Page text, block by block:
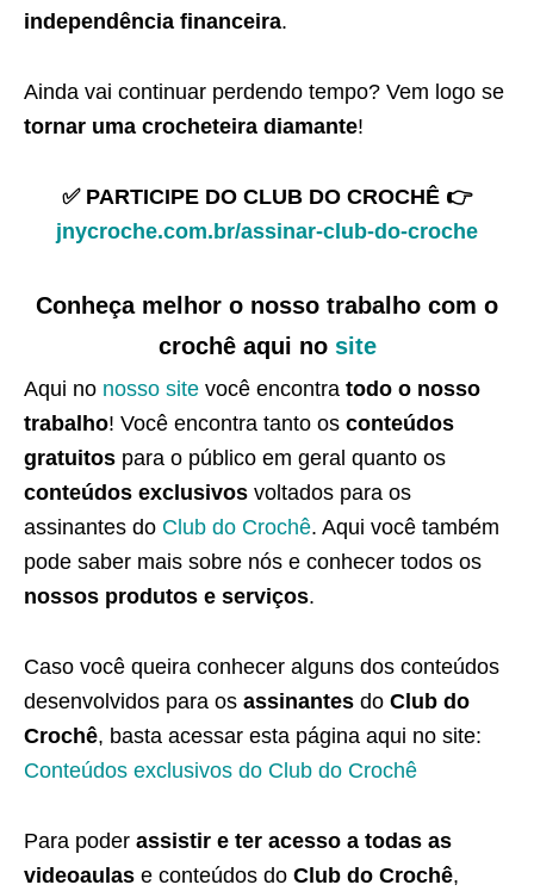
independência financeira.
Ainda vai continuar perdendo tempo? Vem logo se
tornar uma crocheteira diamante!
✅ PARTICIPE DO CLUB DO CROCHÊ 👉
jnycroche.com.br/assinar-club-do-croche
Conheça melhor o nosso trabalho com o
crochê aqui no site
Aqui no nosso site você encontra todo o nosso
trabalho! Você encontra tanto os conteúdos
gratuitos para o público em geral quanto os
conteúdos exclusivos voltados para os
assinantes do Club do Crochê. Aqui você também
pode saber mais sobre nós e conhecer todos os
nossos produtos e serviços.
Caso você queira conhecer alguns dos conteúdos
desenvolvidos para os assinantes do Club do
Crochê, basta acessar esta página aqui no site:
Conteúdos exclusivos do Club do Crochê
Para poder assistir e ter acesso a todas as
videoaulas e conteúdos do Club do Crochê,